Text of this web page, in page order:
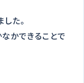
た。
かできることで